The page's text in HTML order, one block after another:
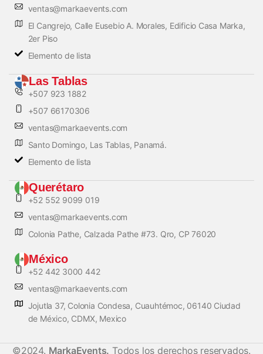
ventas@markaevents.com
El Cangrejo, Calle Eusebio A. Morales, Edificio Casa Marka,
2er Piso
Elemento de lista
Las Tablas
+507 923 1882
+507 66170306
ventas@markaevents.com
Santo Domingo, Las Tablas, Panamá.
Elemento de lista
Querétaro
+52 552 9099 019
ventas@markaevents.com
Colonia Pathe, Calzada Pathe #73. Qro, CP 76020
México
+52 442 3000 442
ventas@markaevents.com
Jojutla 37, Colonia Condesa, Cuauhtémoc, 06140 Ciudad
de México, CDMX, Mexico
©2024. MarkaEvents. Todos los derechos reservados.